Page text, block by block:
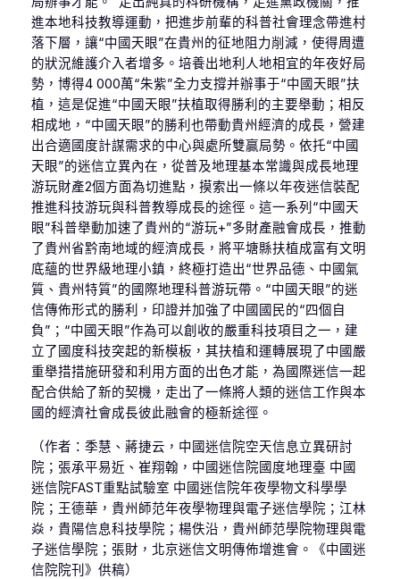
進本地科技教導運動，把進步前輩的科普社會理念帶進村
落下層，讓“中國天眼”在貴州的征地阻力削減，使得周遭
的狀況維護介入者增多。培養出地利人地相宜的年夜好局
勢，博得4 000萬“朱紫”全力支撐并辦事于“中國天眼”扶
植，這是促進“中國天眼”扶植取得勝利的主要舉動；相反
相成地，“中國天眼”的勝利也帶動貴州經濟的成長，營建
出合適國度計謀需求的中心與處所雙贏局勢。依托“中國
天眼”的迷信立異內在，從普及地理基本常識與成長地理
游玩財產2個方面為切進點，摸索出一條以年夜迷信裝配
推進科技游玩與科普教導成長的途徑。這一系列“中國天
眼”科普舉動加速了貴州的“游玩+”多財產融會成長，推動
了貴州省黔南地域的經濟成長，將平塘縣扶植成富有文明
底蘊的世界級地理小鎮，終極打造出“世界品德、中國氣
質、貴州特質”的國際地理科普游玩帶。“中國天眼”的迷
信傳佈形式的勝利，印證并加強了中國國民的“四個自
負”；“中國天眼”作為可以創收的嚴重科技項目之一，建
立了國度科技突起的新模板，其扶植和運轉展現了中國嚴
重舉措措施研發和利用方面的出色才能，為國際迷信一起
配合供給了新的契機，走出了一條將人類的迷信工作與本
國的經濟社會成長彼此融會的極新途徑。
（作者：季慧、蔣捷云，中國迷信院空天信息立異研討
院；張承平易近、崔翔翰，中國迷信院國度地理臺 中國
迷信院FAST重點試驗室 中國迷信院年夜學物文科學學
院；王德華，貴州師范年夜學物理與電子迷信學院；江林
焱，貴陽信息科技學院；楊佚沿，貴州師范學院物理與電
子迷信學院；張財，北京迷信文明傳佈增進會。《中國迷
信院院刊》供稿）